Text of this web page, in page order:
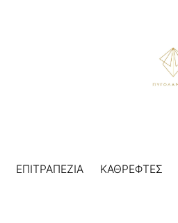
ΕΠΙΤΡΑΠΕΖΙΑ ΚΑΘΡΕΦΤΕΣ